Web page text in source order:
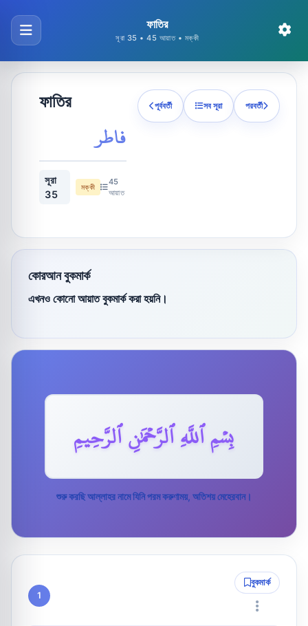
ফাতির
সূরা 35 • 45 আয়াত • মক্কী
ফাতির
فاطر
সূরা
35
মক্কী
45
আয়াত
পূর্ববর্তী সব সূরা পরবর্তী
কোরআন বুকমার্ক
এখনও কোনো আয়াত বুকমার্ক করা হয়নি।
بِسۡمِ ٱللَّهِ ٱلرَّحۡمَٰنِ ٱلرَّحِيمِ
শুরু করছি আল্লাহর নামে যিনি পরম করুণাময়, অতিশয় মেহেরবান।
1
বুকমার্ক